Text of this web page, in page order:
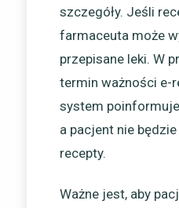
szczegóły. Jeśli
farmaceuta może
przepisane leki. W
termin ważności e-
system
a pacjent nie
recepty.
Ważne jest, aby